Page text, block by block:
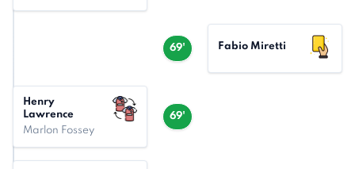
69' Fabio Miretti
69'
Henry
Lawrence
Marlon Fossey